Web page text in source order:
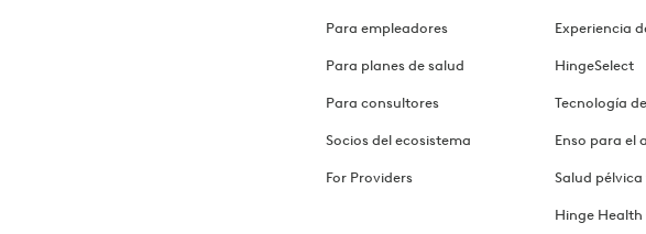
Para empleadores
Para planes de salud
Para consultores
Socios del ecosistema
For Providers
Experiencia
HingeSelect
Tecnología
Enso para el
Salud
Hinge Health